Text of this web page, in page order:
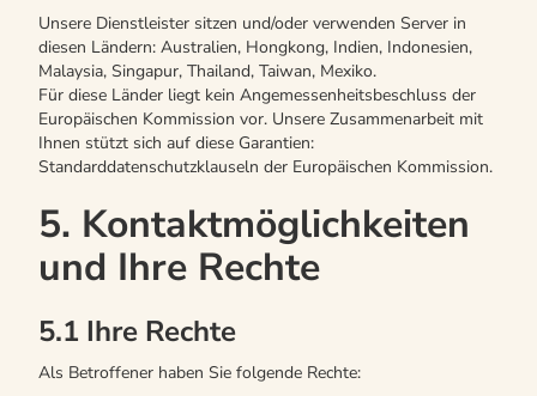
Unsere Dienstleister sitzen und/oder verwenden Server in
diesen Ländern: Australien, Hongkong, Indien, Indonesien,
Malaysia, Singapur, Thailand, Taiwan, Mexiko.
Für diese Länder liegt kein Angemessenheitsbeschluss der
Europäischen Kommission vor. Unsere Zusammenarbeit mit
Ihnen stützt sich auf diese Garantien:
Standarddatenschutzklauseln der Europäischen Kommission.
5. Kontaktmöglichkeiten
und Ihre Rechte
5.1 Ihre Rechte
Als Betroffener haben Sie folgende Rechte: